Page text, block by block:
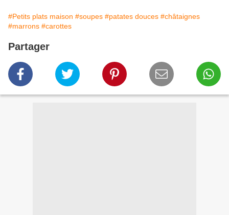
#Petits plats maison #soupes #patates douces #châtaignes
#marrons #carottes
Partager